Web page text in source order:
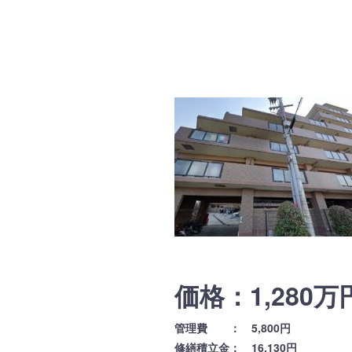
価格：1,280万
管理費 ： 5,800円
修繕積立金： 16,130円